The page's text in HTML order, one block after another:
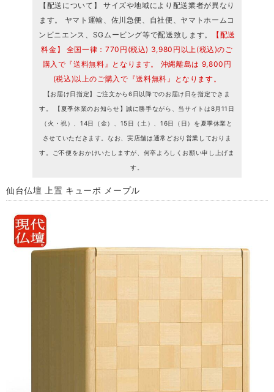
【配送について】 サイズや地域により配送業者が異なり
ます。 ヤマト運輸、佐川急便、自社便、ヤマトホームコ
ンビニエンス、SGムービング等で配送致します。
【配送
料金】 全国一律：770円(税込) 3,980円以上(税込)のご
購入で『送料無料』となります。 沖縄離島は 9,800円
(税込)以上のご購入で『送料無料』となります。
【お届け日指定】ご注文から6日以降でのお届け日を指定できま
す。 【夏季休業のお知らせ】誠に勝手ながら、当サイトは8月11日
（火・祝）、14日（金）、15日（土）、16日（日）を夏季休業と
させていただきます。なお、実店舗は通常どおり営業しておりま
す。ご不便をおかけいたしますが、何卒よろしくお願い申し上げま
す。
仙台仏壇 上置 キューボ メープル